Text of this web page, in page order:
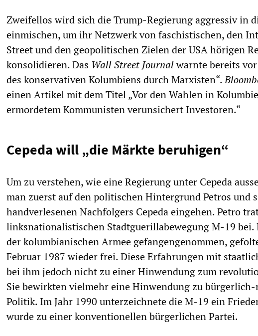
Zweifellos wird sich die Trump-Regierung aggressiv in
einmischen, um ihr Netzwerk von faschistischen, den
Street und den geopolitischen Zielen der USA hörigen
konsolidieren. Das Wall Street Journalwarnte bereits
des konservativen Kolumbiens durch Marxisten“.
einen Artikel mit dem Titel „Vor den Wahlen in
ermordetem Kommunisten verunsichert Investoren.“
Cepeda will „die Märkte beruhigen“
Um zu verstehen, wie eine Regierung unter Cepeda
man zuerst auf den politischen Hintergrund Petros und
handverlesenen Nachfolgers Cepeda eingehen. Petro
linksnationalistischen Stadtguerillabewegung M-19 bei.
der kolumbianischen Armee gefangengenommen,
Februar 1987 wieder frei. Diese Erfahrungen mit
bei ihm jedoch nicht zu einer Hinwendung zum
Sie bewirkten vielmehr eine Hinwendung zu
Politik. Im Jahr 1990 unterzeichnete die M-19 ein
wurde zu einer konventionellen bürgerlichen Partei.